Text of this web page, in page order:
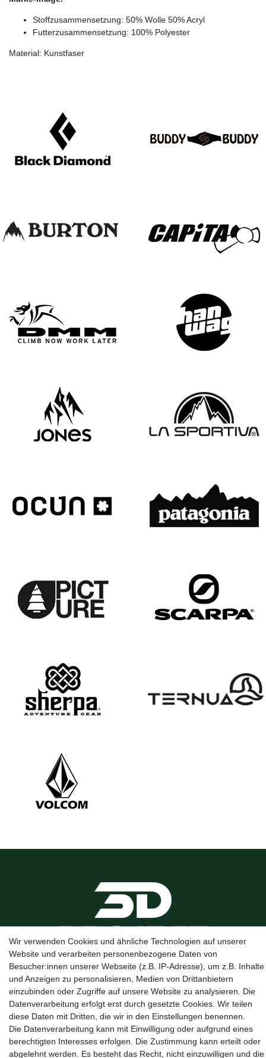
Stoffzusammensetzung: 50% Wolle 50% Acryl
Futterzusammensetzung: 100% Polyester
Material: Kunstfaser
Kanalstraße 5, 95444 Bayreuth·0921 / 50753020·info@3dproject-
bayreuth.de
Wir verwenden Cookies und ähnliche Technologien auf unserer
Website und verarbeiten personenbezogene Daten von
Besucher:innen unserer Webseite (z.B. IP-Adresse), um z.B. Inhalte
und Anzeigen zu personalisieren, Medien von Drittanbietern
einzubinden oder Zugriffe auf unsere Website zu analysieren. Die
Datenverarbeitung erfolgt erst durch gesetzte Cookies. Wir teilen
diese Daten mit Dritten, die wir in den Einstellungen benennen.
Die Datenverarbeitung kann mit Einwilligung oder aufgrund eines
berechtigten Interesses erfolgen. Die Zustimmung kann erteilt oder
abgelehnt werden. Es besteht das Recht, nicht einzuwilligen und die